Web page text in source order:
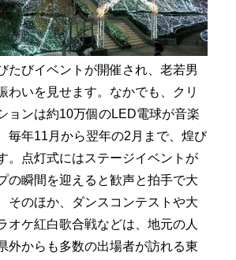
たびイベントが開催され、老若男
わいを見せます。なかでも、クリ
ョンは約10万個のLED電球が音楽
毎年11月から翌年の2月まで、煌び
。点灯式にはステージイベントが
の瞬間を迎えると歓声と拍手で大
そのほか、ダンスコンテストや大
オケ紅白歌合戦などは、地元の人
外からも多数の出場者が訪れる東